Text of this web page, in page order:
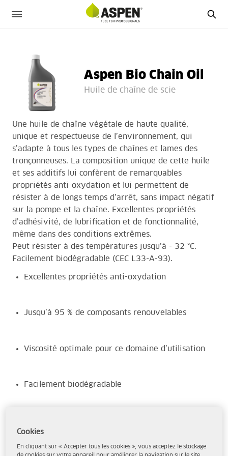
Aspen Bio Chain Oil
Huile de chaîne de scie
Une huile de chaîne végétale de haute qualité,
unique et respectueuse de l’environnement, qui
s’adapte à tous les types de chaînes et lames des
tronçonneuses. La composition unique de cette huile
et ses additifs lui confèrent de remarquables
propriétés anti-oxydation et lui permettent de
résister à de longs temps d’arrêt, sans impact négatif
sur la pompe et la chaîne. Excellentes propriétés
d’adhésivité, de lubrification et de fonctionnalité,
même dans des conditions extrêmes.
Peut résister à des températures jusqu’à - 32 °C.
Facilement biodégradable (CEC L33-A-93).
Excellentes propriétés anti-oxydation
Jusqu’à 95 % de composants renouvelables
Viscosité optimale pour ce domaine d’utilisation
Facilement biodégradable
Cookies
En cliquant sur « Accepter tous les cookies », vous acceptez le stockage